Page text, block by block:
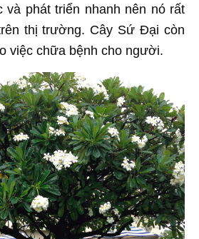
và phát triển nhanh nên nó rất
thị trường. Cây Sứ Đại còn
việc chữa bệnh cho người.